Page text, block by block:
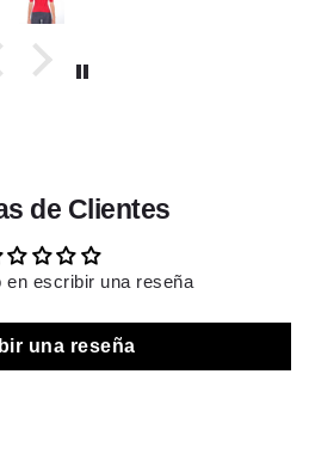
de Clientes
en escribir una reseña
una reseña